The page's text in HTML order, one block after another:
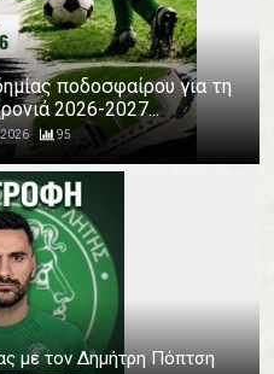
ποδοσφαίρου για τη
2026-2027...
2026 95
με τον Δημήτρη Πόπτση